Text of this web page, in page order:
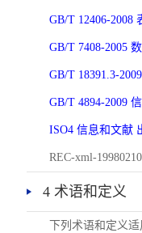
GB/T 12406-2008
GB/T 7408-2005
GB/T 18391.3-
GB/T 4894-2009
ISO4 信息和文献
REC-xml-
4 术语和定义
下列术语和定义